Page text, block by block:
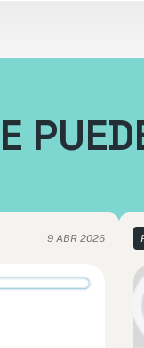
9 ABR 2026